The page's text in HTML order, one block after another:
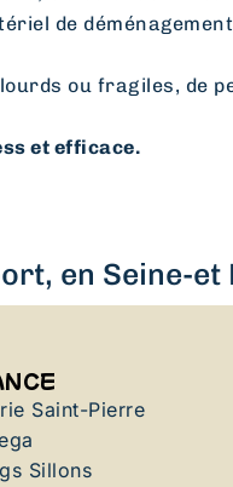
de
ou fragiles, de
et efficace.
en Seine-
Saint-Pierre
Sillons